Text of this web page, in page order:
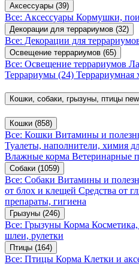
Аксессуары (39)
Все: Аксессуары Кормушки,
Декорации для террариумов (32)
Все: Декорации для
Освещение террариумов (65)
Все: Освещение террариумов
Террариумы (24) Террариумная
Кошки, собаки, грызуны, птицы new
Кошки (858)
Все: Кошки Витамины и
Туалеты, наполнители, химия
Влажные корма Ветеринарные
Собаки (1059)
Все: Собаки Витамины и
от блох и клещей Средства от
препараты, гигиена
Грызуны (246)
Все: Грызуны Корма Косметика,
шлеи, рулетки
Птицы (164)
Все: Птицы Корма Клетки и